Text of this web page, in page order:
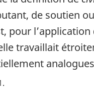
de soutien
pour
travaillait